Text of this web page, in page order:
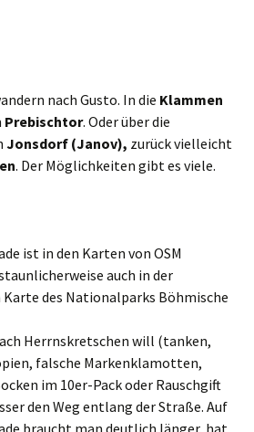
nach Gusto. In die Klammen
Prebischtor. Oder über die
Jonsdorf (Janov), zurück vielleicht
. Der Möglichkeiten gibt es viele.
ist in den Karten von OSM
auch in der
des Nationalparks Böhmische
Herrnskretschen will (tanken,
falsche Markenklamotten,
im 10er-Pack oder Rauschgift
den Weg entlang der Straße. Auf
braucht man deutlich länger, hat